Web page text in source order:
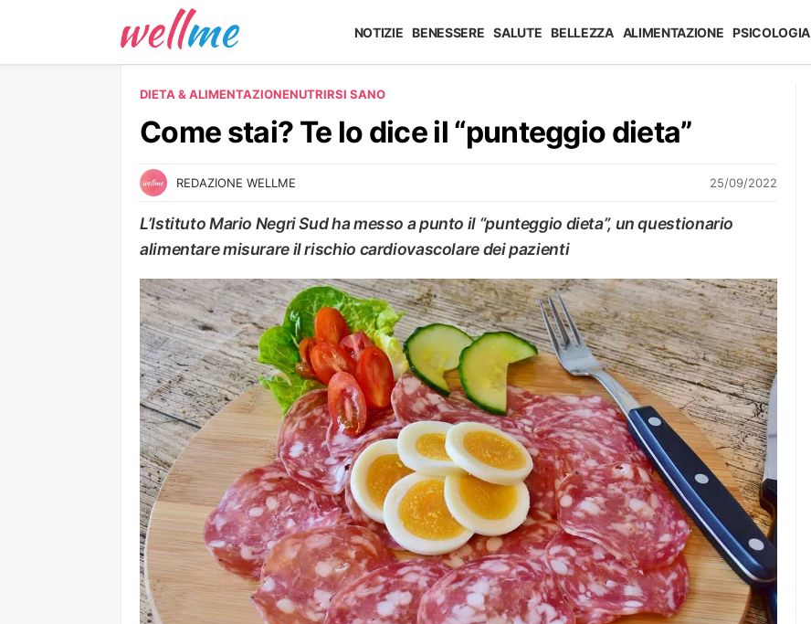
NOTIZIE BENESSERE SALUTE BELLEZZA ALIMENTAZIONE PSICOLOGIA
DIETA & ALIMENTAZIONENUTRIRSI SANO
Come stai? Te lo dice il “punteggio dieta”
REDAZIONE WELLME 25/09/2022
L’Istituto Mario Negri Sud ha messo a punto il “punteggio dieta”, un questionario
alimentare misurare il rischio cardiovascolare dei pazienti
NUTRIRSI SANO